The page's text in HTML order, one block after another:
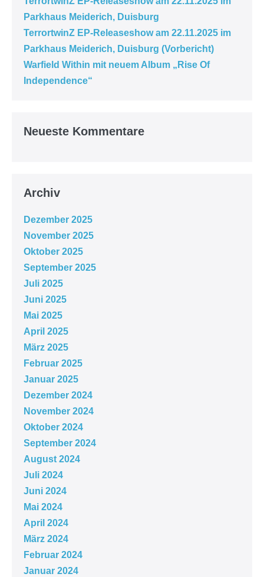
Parkhaus Meiderich, Duisburg
TerrortwinZ EP-Releaseshow am 22.11.2025 im
Parkhaus Meiderich, Duisburg (Vorbericht)
Warfield Within mit neuem Album „Rise Of
Independence“
Neueste Kommentare
Archiv
Dezember 2025
November 2025
Oktober 2025
September 2025
Juli 2025
Juni 2025
Mai 2025
April 2025
März 2025
Februar 2025
Januar 2025
Dezember 2024
November 2024
Oktober 2024
September 2024
August 2024
Juli 2024
Juni 2024
Mai 2024
April 2024
März 2024
Februar 2024
Januar 2024